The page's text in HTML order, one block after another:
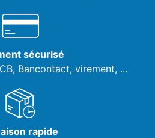
sécurisé
CB, Bancontact, virement, ...
rapide